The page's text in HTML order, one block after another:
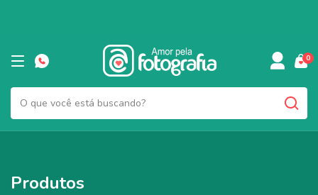
0
Produtos